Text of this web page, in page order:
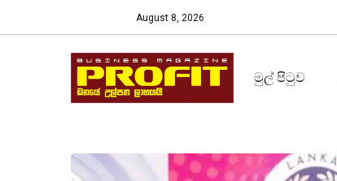
August 8, 2026
මුල් පිටුව